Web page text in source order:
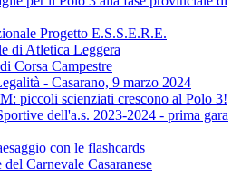
Progetto E.S.S.E.R.E.
di Atletica Leggera
Corsa Campestre
- Casarano, 9 marzo 2024
piccoli scienziati crescono al Polo 3!
dell'a.s. 2023-2024 - prima gara
con le flashcards
Carnevale Casaranese